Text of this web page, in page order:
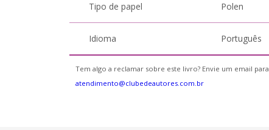
Tipo de papel Polen
Idioma Português
Tem algo a reclamar sobre este livro? Envie um email para
atendimento@clubedeautores.com.br